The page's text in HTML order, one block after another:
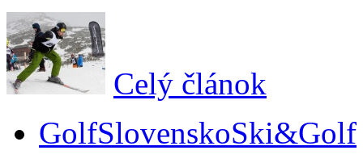
Celý článok
GolfSlovenskoSki&Golf